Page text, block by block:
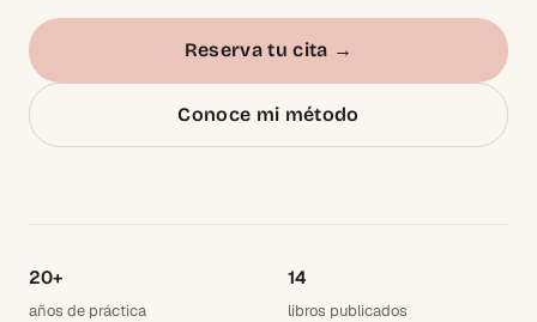
Reserva tu cita →
Conoce mi método
20+
años de práctica
14
libros publicados